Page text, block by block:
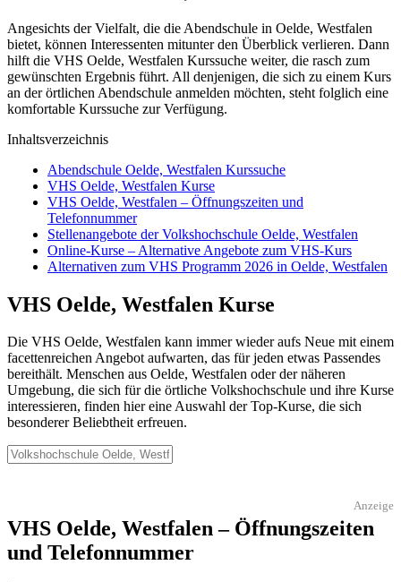
Angesichts der Vielfalt, die die Abendschule in Oelde, Westfalen
bietet, können Interessenten mitunter den Überblick verlieren. Dann
hilft die VHS Oelde, Westfalen Kurssuche weiter, die rasch zum
gewünschten Ergebnis führt. All denjenigen, die sich zu einem Kurs
an der örtlichen Abendschule anmelden möchten, steht folglich eine
komfortable Kurssuche zur Verfügung.
Inhaltsverzeichnis
Abendschule Oelde, Westfalen Kurssuche
VHS Oelde, Westfalen Kurse
VHS Oelde, Westfalen – Öffnungszeiten und
Telefonnummer
Stellenangebote der Volkshochschule Oelde, Westfalen
Online-Kurse – Alternative Angebote zum VHS-Kurs
Alternativen zum VHS Programm 2026 in Oelde, Westfalen
VHS Oelde, Westfalen Kurse
Die VHS Oelde, Westfalen kann immer wieder aufs Neue mit einem
facettenreichen Angebot aufwarten, das für jeden etwas Passendes
bereithält. Menschen aus Oelde, Westfalen oder der näheren
Umgebung, die sich für die örtliche Volkshochschule und ihre Kurse
interessieren, finden hier eine Auswahl der Top-Kurse, die sich
besonderer Beliebtheit erfreuen.
Anzeige
VHS Oelde, Westfalen – Öffnungszeiten
und Telefonnummer